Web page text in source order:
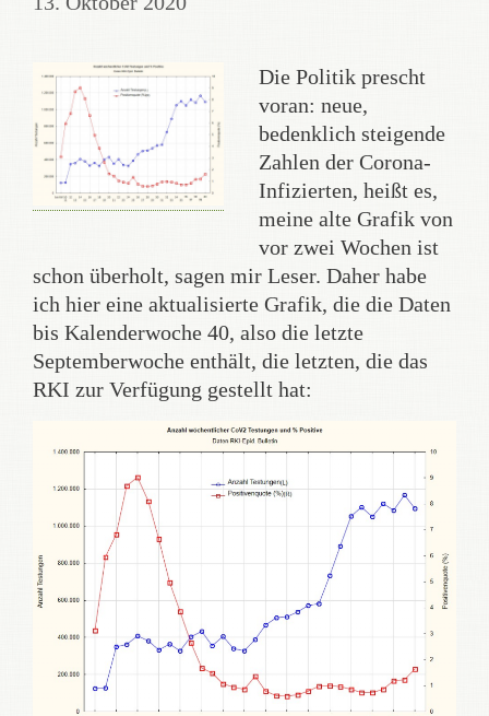
Die Politik prescht
voran: neue,
bedenklich steigende
Zahlen der Corona-
Infizierten, heißt es,
meine alte Grafik von
vor zwei Wochen ist
schon überholt, sagen mir Leser. Daher habe
ich hier eine aktualisierte Grafik, die die Daten
bis Kalenderwoche 40, also die letzte
Septemberwoche enthält, die letzten, die das
RKI zur Verfügung gestellt hat: